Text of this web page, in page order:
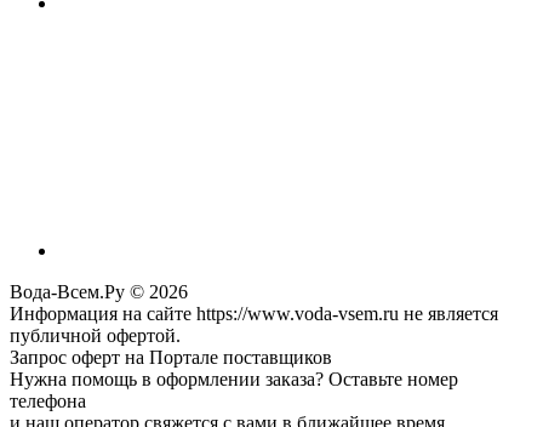
Вода-Всем.Ру © 2026
Информация на сайте https://www.voda-vsem.ru не является
публичной офертой.
Запрос оферт на Портале поставщиков
Нужна помощь в оформлении заказа? Оставьте номер
телефона